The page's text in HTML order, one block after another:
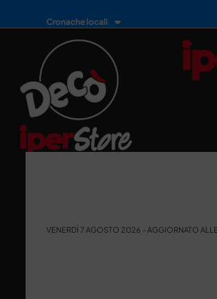
Cronache locali
VENERDÌ 7 AGOSTO 2026 - AGGIORNATO